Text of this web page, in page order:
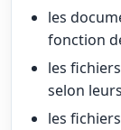
les
fonction
les
selon
les